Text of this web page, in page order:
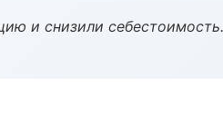
и снизили себестоимость.